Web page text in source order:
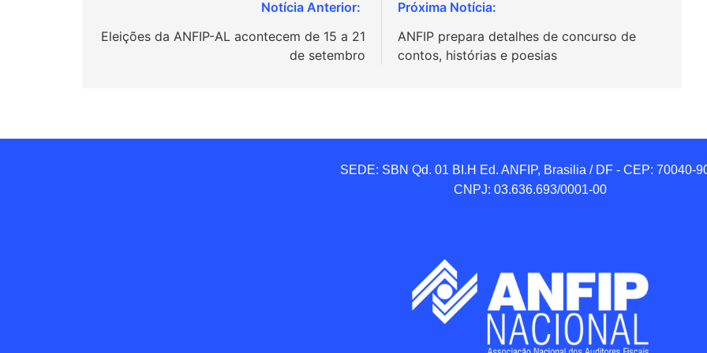
de
Eleições da ANFIP-AL acontecem de 15 a 21
de setembro
ANFIP prepara detalhes de concurso de
contos, histórias e poesias
SEDE: SBN Qd. 01 BI.H Ed. ANFIP, Brasilia / DF - CEP: 70040-
CNPJ: 03.636.693/0001-00